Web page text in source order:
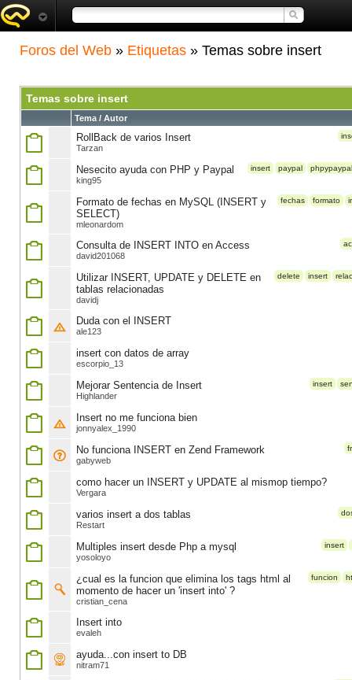
Foros del Web » Etiquetas » Temas sobre insert
Temas sobre insert
Tema / Autor
RollBack de varios Insert
Tarzan
insert paypal phpypaypal
Nesecito ayuda con PHP y Paypal
king95
fechas formato
Formato de fechas en MySQL (INSERT y
SELECT)
mleonardom
Consulta de INSERT INTO en Access
david201068
delete insert
Utilizar INSERT, UPDATE y DELETE en
tablas relacionadas
davidj
Duda con el INSERT
ale123
insert con datos de array
escorpio_13
insert
Mejorar Sentencia de Insert
Highlander
Insert no me funciona bien
jonnyalex_1990
No funciona INSERT en Zend Framework
gabyweb
como hacer un INSERT y UPDATE al mismop tiempo?
Vergara
varios insert a dos tablas
Restart
insert
Multiples insert desde Php a mysql
yosoloyo
funcion
¿cual es la funcion que elimina los tags html al
momento de hacer un 'insert into' ?
cristian_cena
Insert into
evaleh
ayuda...con insert to DB
nitram71